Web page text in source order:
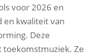
voor 2026 en
kwaliteit van
Deze
toekomstmuziek. Ze